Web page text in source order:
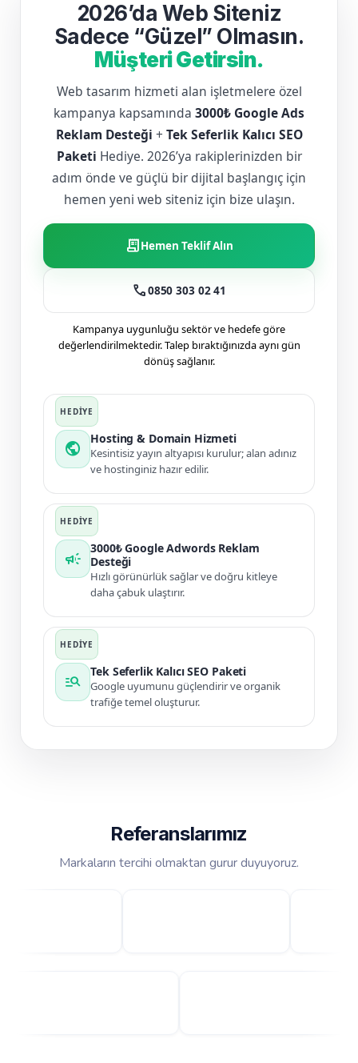
2026’da Web Siteniz
Sadece “Güzel” Olmasın.
Müşteri Getirsin.
Web tasarım hizmeti alan işletmelere özel
kampanya kapsamında 3000₺ Google Ads
Reklam Desteği + Tek Seferlik Kalıcı SEO
Paketi Hediye. 2026’ya rakiplerinizden bir
adım önde ve güçlü bir dijital başlangıç için
hemen yeni web siteniz için bize ulaşın.
receipt_longHemen Teklif Alın
call0850 303 02 41
Kampanya uygunluğu sektör ve hedefe göre
değerlendirilmektedir. Talep bıraktığınızda aynı gün
dönüş sağlanır.
public
Hosting & Domain Hizmeti
Kesintisiz yayın altyapısı kurulur; alan adınız
ve hostinginiz hazır edilir.
campaign
3000₺ Google Adwords Reklam
Desteği
Hızlı görünürlük sağlar ve doğru kitleye
daha çabuk ulaştırır.
manage_search
Tek Seferlik Kalıcı SEO Paketi
Google uyumunu güçlendirir ve organik
trafiğe temel oluşturur.
Referanslarımız
Markaların tercihi olmaktan gurur duyuyoruz.